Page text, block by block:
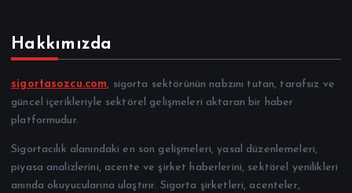
Hakkımızda
sigortasozcu.com, sigorta sektörünün nabzını tutan, tarafsız ve
güncel içerikleriyle sektörel gelişmeleri aktaran bir haber
platformudur.
Sigortacılık alanındaki en son gelişmeleri, yasal düzenlemeleri,
piyasa analizlerini, acente ve şirket haberlerini, sektörel yenilikleri
anında okuyucularına ulaştırır. Sigorta şirketleri, acenteler,